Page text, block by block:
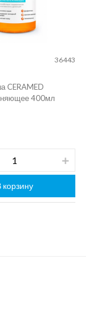
36443
CERAMED
400мл
корзину